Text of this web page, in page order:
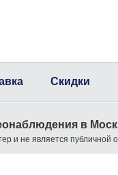
Скидки
в
и не является публичной